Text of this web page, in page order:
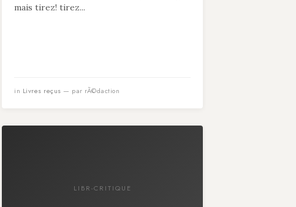
mais tirez! tirez...
in Livres reçus — par rÃ©daction
LIBR-CRITIQUE